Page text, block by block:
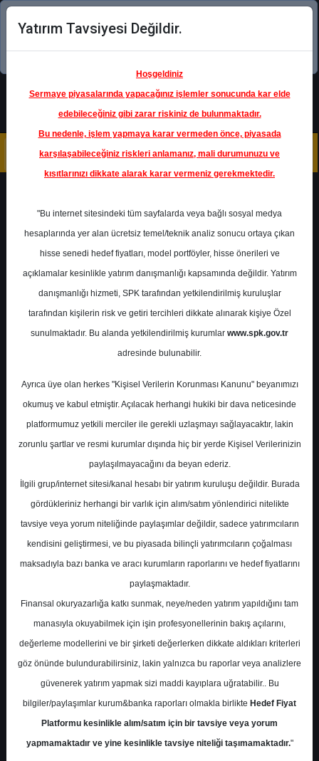
Şimdi uygulamayı indirin!
Ana Sayfa
Raporlar
Colendi Menkul
Rapor Detay
BIMAS - 1.Çeyrek Bilanço
Değerlendirme Raporu
A- A+
BIMAS - 1.Çeyrek Bilanço Değerlendirme
Raporu
Bim Birleşik Mağazalar’ın 1Ç26 sonuçları,
analistin değerlendirmesine göre genel
olarak olumlu karşılandı. Raporda, şirketin
aynı mağaza satış hacmindeki büyümenin
ve marjlardaki iyileşmenin, maliyet baskısı
olan döneme rağmen sonuçların hisseye
etkisini pozitif kıldığı vurgulandı. Analist,
azalan net borcun da bu olumlu görünümü
Yatırım Tavsiyesi Değildir.
Hoşgeldiniz
Sermaye piyasalarında yapacağınız işlemler sonucunda kar elde
edebileceğiniz gibi zarar riskiniz de bulunmaktadır.
Bu nedenle, işlem yapmaya karar vermeden önce, piyasada
karşılaşabileceğiniz riskleri anlamanız, mali durumunuzu ve
kısıtlarınızı dikkate alarak karar vermeniz gerekmektedir.
"Bu internet sitesindeki tüm sayfalarda veya bağlı sosyal medya
hesaplarında yer alan ücretsiz temel/teknik analiz sonucu ortaya çıkan
hisse senedi hedef fiyatları, model portföyler, hisse önerileri ve
açıklamalar kesinlikle yatırım danışmanlığı kapsamında değildir. Yatırım
danışmanlığı hizmeti, SPK tarafından yetkilendirilmiş kuruluşlar
tarafından kişilerin risk ve getiri tercihleri dikkate alınarak kişiye Özel
sunulmaktadır. Bu alanda yetkilendirilmiş kurumlar www.spk.gov.tr
adresinde bulunabilir.
Ayrıca üye olan herkes "Kişisel Verilerin Korunması Kanunu" beyanımızı
okumuş ve kabul etmiştir. Açılacak herhangi hukiki bir dava neticesinde
platformumuz yetkili merciler ile gerekli uzlaşmayı sağlayacaktır, lakin
zorunlu şartlar ve resmi kurumlar dışında hiç bir yerde Kişisel Verilerinizin
paylaşılmayacağını da beyan ederiz.
İlgili grup/internet sitesi/kanal hesabı bir yatırım kuruluşu değildir. Burada
gördükleriniz herhangi bir varlık için alım/satım yönlendirici nitelikte
tavsiye veya yorum niteliğinde paylaşımlar değildir, sadece yatırımcıların
kendisini geliştirmesi, ve bu piyasada bilinçli yatırımcıların çoğalması
maksadıyla bazı banka ve aracı kurumların raporlarını ve hedef fiyatlarını
paylaşmaktadır.
Finansal okuryazarlığa katkı sunmak, neye/neden yatırım yapıldığını tam
manasıyla okuyabilmek için işin profesyonellerinin bakış açılarını,
değerleme modellerini ve bir şirketi değerlerken dikkate aldıkları kriterleri
göz önünde bulundurabilirsiniz, lakin yalnızca bu raporlar veya analizlere
güvenerek yatırım yapmak sizi maddi kayıplara uğratabilir.. Bu
bilgiler/paylaşımlar kurum&banka raporları olmakla birlikte Hedef Fiyat
Platformu kesinlikle alım/satım için bir tavsiye veya yorum
yapmamaktadır ve yine kesinlikle tavsiye niteliği taşımamaktadır."